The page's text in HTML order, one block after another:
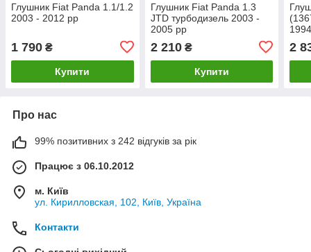
Глушник Fiat Panda 1.1/1.2
2003 - 2012 рр
1 790 ₴
Купити
Глушник Fiat Panda 1.3
JTD турбодизель 2003 -
2005 рр
2 210₴
Купити
2
Про нас
99% позитивних з 242 відгуків за рік
Працює з 06.10.2012
м. Київ
ул. Кирилловская, 102, Київ, Україна
Контакти